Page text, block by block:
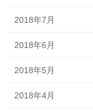
2018年7月
2018年6月
2018年5月
2018年4月